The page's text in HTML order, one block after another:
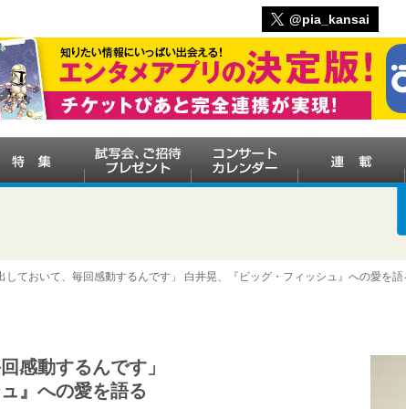
@pia_kansai
しておいて、毎回感動するんです」 白井晃、『ビッグ・フィッシュ』への愛を語
感動するんです」
』への愛を語る